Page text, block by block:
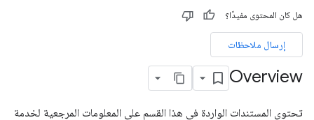
هل كان المحتوى مفيدًا؟
إرسال ملاحظات
Overview
تحتوي المستندات الواردة في هذا القسم على المعلومات المرجعية لخدمة